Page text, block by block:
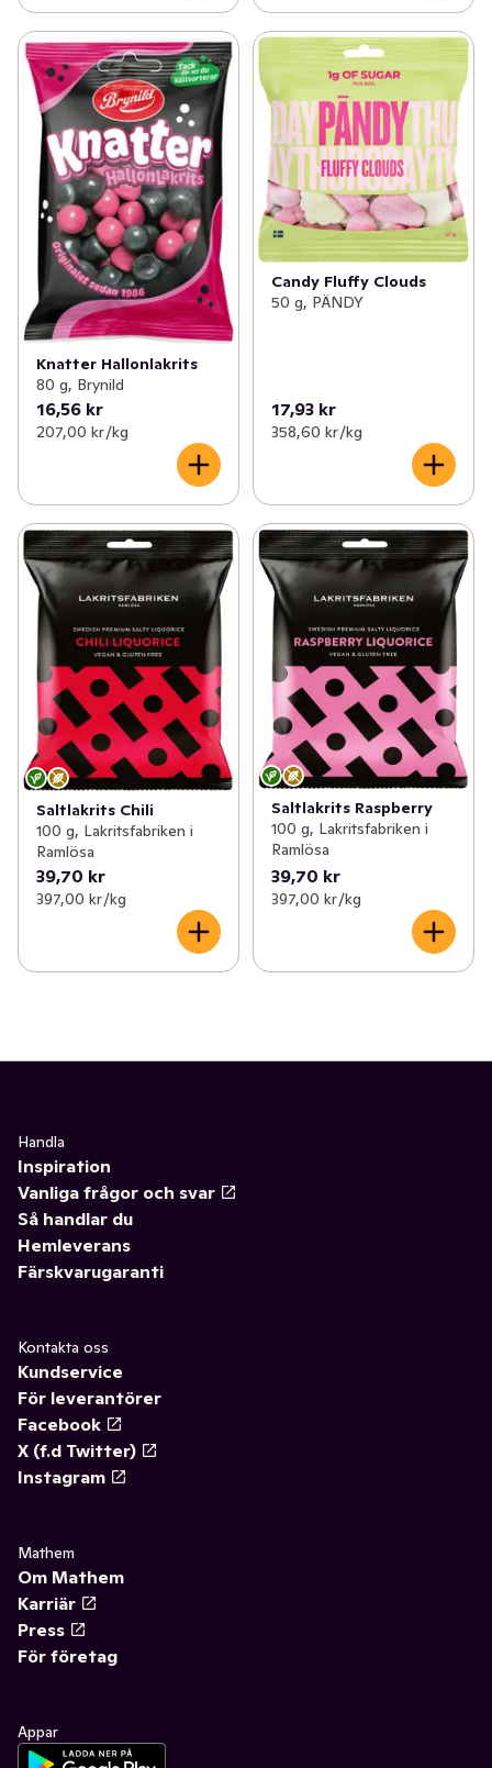
Knatter Hallonlakrits
80 g, Brynild
16,56 kr
207,00 kr /kg
Candy Fluffy Clouds
50 g, PÄNDY
17,93 kr
358,60 kr /kg
Saltlakrits Chili
100 g, Lakritsfabriken i
Ramlösa
39,70 kr
397,00 kr /kg
Saltlakrits Raspberry
100 g, Lakritsfabriken i
Ramlösa
39,70 kr
397,00 kr /kg
Handla
Inspiration
Vanliga frågor och svar
Så handlar du
Hemleverans
Färskvarugaranti
Kontakta oss
Kundservice
För leverantörer
Facebook
X (f.d Twitter)
Instagram
Mathem
Om Mathem
Karriär
Press
För företag
Appar